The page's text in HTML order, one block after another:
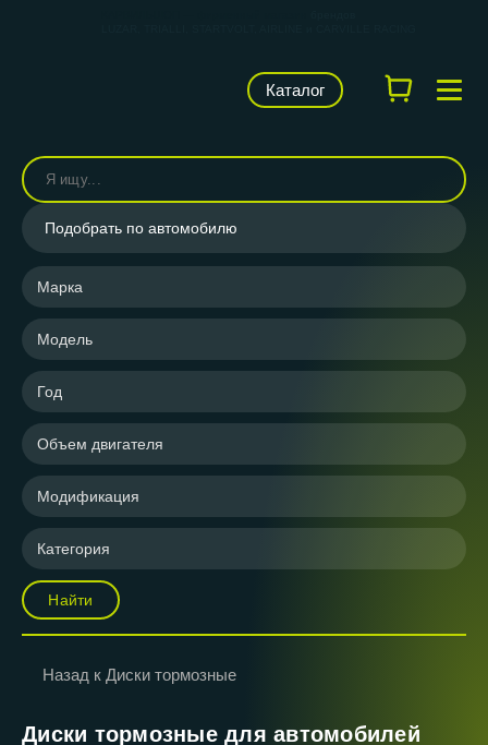
Каталог
Подобрать по автомобилю
Марка
Модель
Год
Объем двигателя
Модификация
Категория
Найти
Назад к Диски тормозные
Диски тормозные для автомобилей